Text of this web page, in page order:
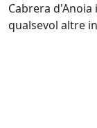
Cabrera
qualsevol altre